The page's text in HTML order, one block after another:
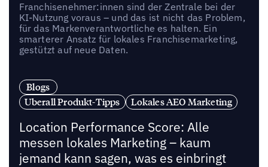
Franchisenehmer:innen sind der Zentrale bei der
KI-Nutzung voraus – und das ist nicht das Problem,
für das Markenverantwortliche es halten. Ein
smarterer Ansatz für lokales Franchisemarketing,
gestützt auf neue Daten.
Blogs
Uberall Produkt-Tipps
Lokales AEO Marketing
Location Performance Score: Alle
messen lokales Marketing – kaum
jemand kann sagen, was es einbringt